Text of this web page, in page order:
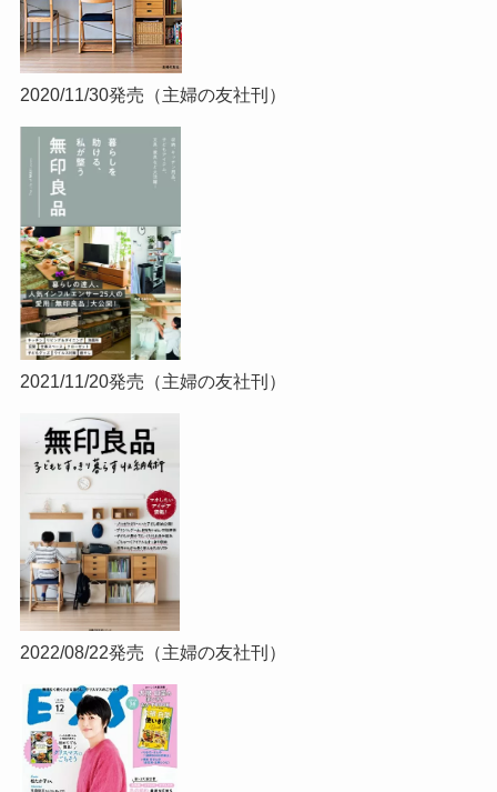
2020/11/30発売（主婦の友社刊）
2021/11/20発売（主婦の友社刊）
2022/08/22発売（主婦の友社刊）